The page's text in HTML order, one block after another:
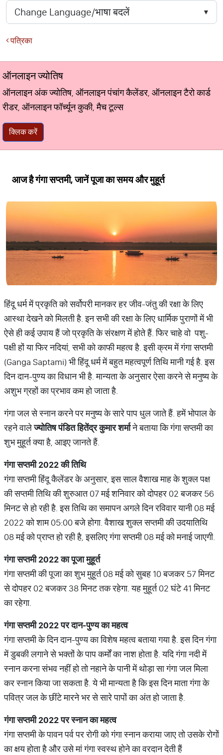
पत्रिका
ऑनलाइन ज्योतिष
ऑनलाइन अंक ज्योतिष, ऑनलाइन पंचांग कैलेंडर, ऑनलाइन टैरो कार्ड
रीडर, ऑनलाइन फॉर्च्यून कुकी, मैच टूल्स
क्लिक करें
आज है गंगा सप्तमी, जानें पूजा का समय और मुहूर्त
हिंदू धर्म में प्रकृति को सर्वोपरी मानकर हर जीव-जंतु की रक्षा के लिए
आस्था देखने को मिलती है. इन सभी की रक्षा के लिए धार्मिक पुराणों में भी
ऐसे ही कई उपाय हैं जो प्रकृति के संरक्षण में होते हैं. फिर चाहे वो पशु-
पक्षी हों या फिर नदियां, सभी को काफी महत्व है. इसी क्रम में गंगा सप्तमी
(Ganga Saptami) भी हिंदू धर्म में बहुत महत्वपूर्ण तिथि मानी गई है. इस
दिन दान-पुण्य का विधान भी है. मान्यता के अनुसार ऐसा करने से मनुष्य के
अशुभ ग्रहों का प्रभाव कम हो जाता है.
गंगा जल से स्नान करने पर मनुष्य के सारे पाप धुल जाते हैं. हमें भोपाल के
रहने वालेज्योतिषपंडितहितेंद्रकुमारशर्माने बताया कि गंगा सप्तमी का
शुभ मुहूर्त क्या है, आइए जानते हैं.
गंगासप्तमी2022कीतिथि
गंगा सप्तमी हिंदू कैलेंडर के अनुसार, इस साल वैशाख माह के शुक्ल पक्ष
की सप्तमी तिथि की शुरुआत 07 मई शनिवार को दोपहर 02 बजकर 56
मिनट से हो रही है. इस तिथि का समापन अगले दिन रविवार यानी 08 मई
2022 को शाम 05:00 बजे होगा. वैशाख शुक्ल सप्तमी की उदयातिथि
08 मई को प्राप्त हो रही है, इसलिए गंगा सप्तमी 08 मई को मनाई जाएगी.
गंगासप्तमी2022कापूजामुहूर्त
गंगा सप्तमी की पूजा का शुभ मुहूर्त 08 मई को सुबह 10 बजकर 57 मिनट
से दोपहर 02 बजकर 38 मिनट तक रहेगा. यह मुहूर्त 02 घंटे 41 मिनट
का रहेगा.
गंगासप्तमी2022परदान-पुण्यकामहत्व
गंगा सप्तमी के दिन दान-पुण्य का विशेष महत्व बताया गया है. इस दिन गंगा
में डुबकी लगाने से भक्तों के पाप कर्मों का नाश होता है. यदि गंगा नदी में
स्नान करना संभव नहीं हो तो नहाने के पानी में थोड़ा सा गंगा जल मिला
कर स्नान किया जा सकता है. ये भी मान्यता है कि इस दिन माता गंगा के
पवित्र जल के छींटे मारने भर से सारे पापों का अंत हो जाता है.
गंगासप्तमी2022परस्नानकामहत्व
गंगा सप्तमी के पावन पर्व पर रोगी को गंगा स्नान कराया जाए तो उसके रोगों
का क्षय होता है और उसे मां गंगा स्वस्थ होने का वरदान देती हैं